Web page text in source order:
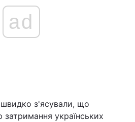
ad
швидко з'ясували, що
українських